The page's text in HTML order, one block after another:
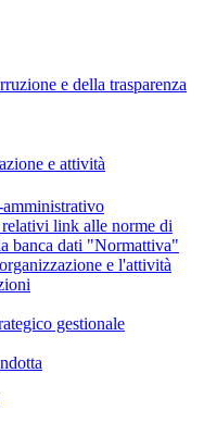
e della trasparenza
e attività
link alle norme di
banca dati "Normattiva"
e l'attività
gestionale